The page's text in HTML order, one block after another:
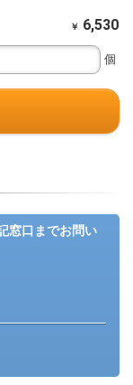
￥ 6,530
個
窓口までお問い